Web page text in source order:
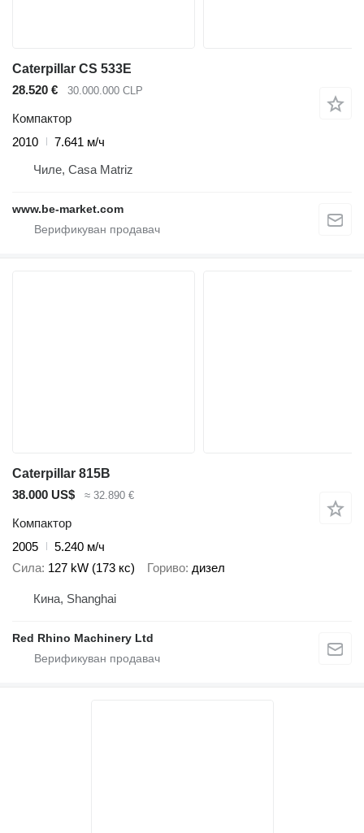
Caterpillar CS 533E
28.520 €
30.000.000 CLP
Компактор
2010
7.641 м/ч
Чиле, Casa Matriz
www.be-market.com
Caterpillar 815B
38.000 US$
≈ 32.890 €
Компактор
2005
5.240 м/ч
Сила 127 kW (173 кс) Гориво дизел
Кина, Shanghai
Red Rhino Machinery Ltd